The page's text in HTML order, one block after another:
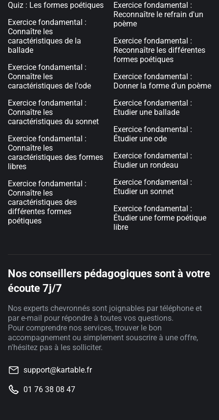
Quiz : Les formes poétiques
Exercice fondamental :
Connaître les
caractéristiques de la
ballade
Exercice fondamental :
Connaître les
caractéristiques de l'ode
Exercice fondamental :
Connaître les
caractéristiques du sonnet
Exercice fondamental :
Connaître les
caractéristiques des formes
libres
Exercice fondamental :
Connaître les
caractéristiques des
différentes formes
poétiques
Exercice fondamental :
Reconnaître le refrain d'un
poème
Exercice fondamental :
Reconnaître les différentes
formes poétiques
Exercice fondamental :
Donner la forme d'un poème
Exercice fondamental :
Étudier une ballade
Exercice fondamental :
Étudier une ode
Exercice fondamental :
Étudier un rondeau
Exercice fondamental :
Étudier un sonnet
Exercice fondamental :
Étudier une forme poétique
libre
Nos conseillers pédagogiques sont à votre
écoute 7j/7
Nos experts chevronnés sont joignables par téléphone et
par e-mail pour répondre à toutes vos questions.
Pour comprendre nos services, trouver le bon
accompagnement ou simplement souscrire à une offre,
n'hésitez pas à les solliciter.
support@kartable.fr
01 76 38 08 47